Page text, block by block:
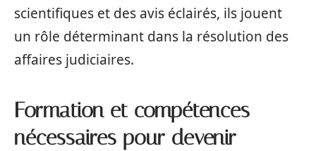
scientifiques et des avis éclairés, ils jouent
un rôle déterminant dans la résolution des
affaires judiciaires.
Formation et compétences
nécessaires pour devenir